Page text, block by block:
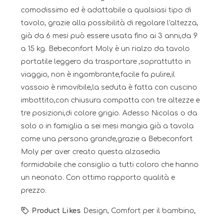
comodissimo ed è adattabile a qualsiasi tipo di
tavolo, grazie alla possibilità di regolare l'altezza,
già da 6 mesi può essere usata fino ai 3 anni,da 9
a 15 kg. Bebeconfort Moly è un rialzo da tavolo
portatile leggero da trasportare ,soprattutto in
viaggio, non è ingombrante,facile fa pulire,il
vassoio è rimovibile,la seduta è fatta con cuscino
imbottito,con chiusura compatta con tre altezze e
tre posizioni,di colore grigio. Adesso Nicolas o da
solo o in famiglia a sei mesi mangia già a tavola
come una persona grande,grazie a Bebeconfort
Moly per aver creato questa alzasedia
formidabile che consiglio a tutti coloro che hanno
un neonato. Con ottimo rapporto qualità e
prezzo.
Product Likes Design, Comfort per il bambino,